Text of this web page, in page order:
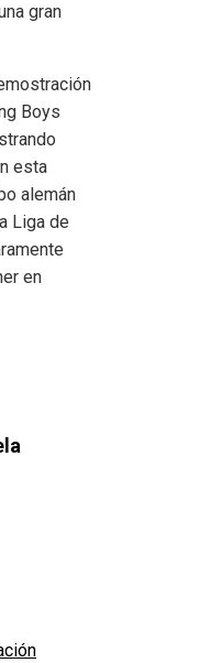
gran
Boys
esta
alemán
Liga de
en